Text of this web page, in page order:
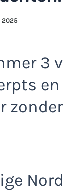
2025
3